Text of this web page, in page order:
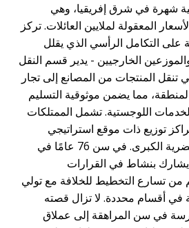
شهرة في شرق إفريقيا، وهي
المعقولة لملايين العائلات. تركز
التكامل الرأسي الذي يقلل
الخارجيين - يدير قسم النقل
المنتجات من المصانع إلى تجار
مما يضمن موثوقية التسليم
اللوجستية. تشمل الممتلكات
ذات موقع استراتيجي
بالقرب من الأسواق الحضرية الكبرى. في سن 76 عامًا في
بنشاط في القرارات
تسارع التخطيط للخلافة مع تولي
في أقسام محددة. لا تزال قصته
في سن المراهقة إلى عملاق